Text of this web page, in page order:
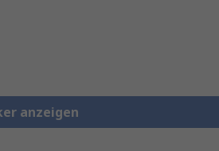
anzeigen